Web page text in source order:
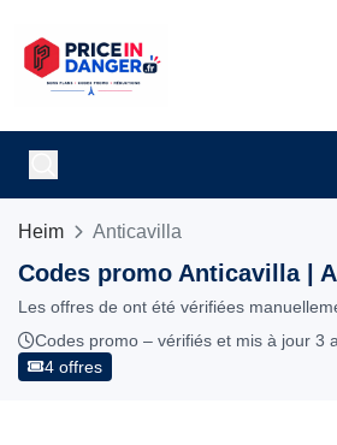
Heim Anticavilla
Codes promo Anticavilla |
Les offres de ont été vérifiées
Codes promo – vérifiés et mis à jour 3
4 offres